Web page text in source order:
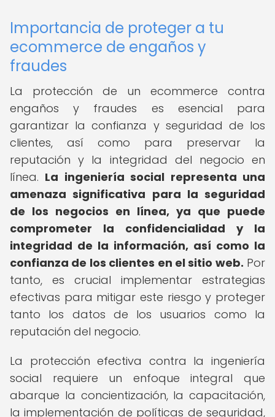
Importancia de proteger a tu
ecommerce de engaños y
fraudes
La protección de un ecommerce contra
engaños y fraudes es esencial para
garantizar la confianza y seguridad de los
clientes, así como para preservar la
reputación y la integridad del negocio en
línea. La ingeniería social representa una
amenaza significativa para la seguridad
de los negocios en línea, ya que puede
comprometer la confidencialidad y la
integridad de la información, así como la
confianza de los clientes en el sitio web. Por
tanto, es crucial implementar estrategias
efectivas para mitigar este riesgo y proteger
tanto los datos de los usuarios como la
reputación del negocio.
La protección efectiva contra la ingeniería
social requiere un enfoque integral que
abarque la concientización, la capacitación,
la implementación de políticas de seguridad,